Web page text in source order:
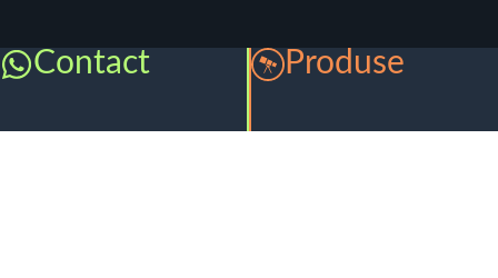
Contact Produse